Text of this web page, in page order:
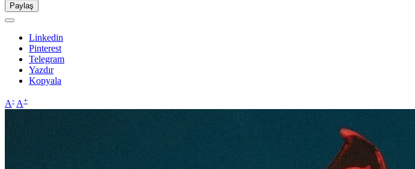
Paylaş
Linkedin
Pinterest
Telegram
Yazdır
Kopyala
A- A+